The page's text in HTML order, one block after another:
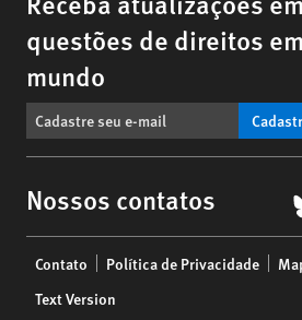
questões de direitos
mundo
Nossos contatos
menu
Contato Política de Privacidade
Text Version